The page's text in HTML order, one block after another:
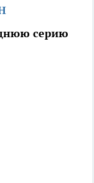
серию